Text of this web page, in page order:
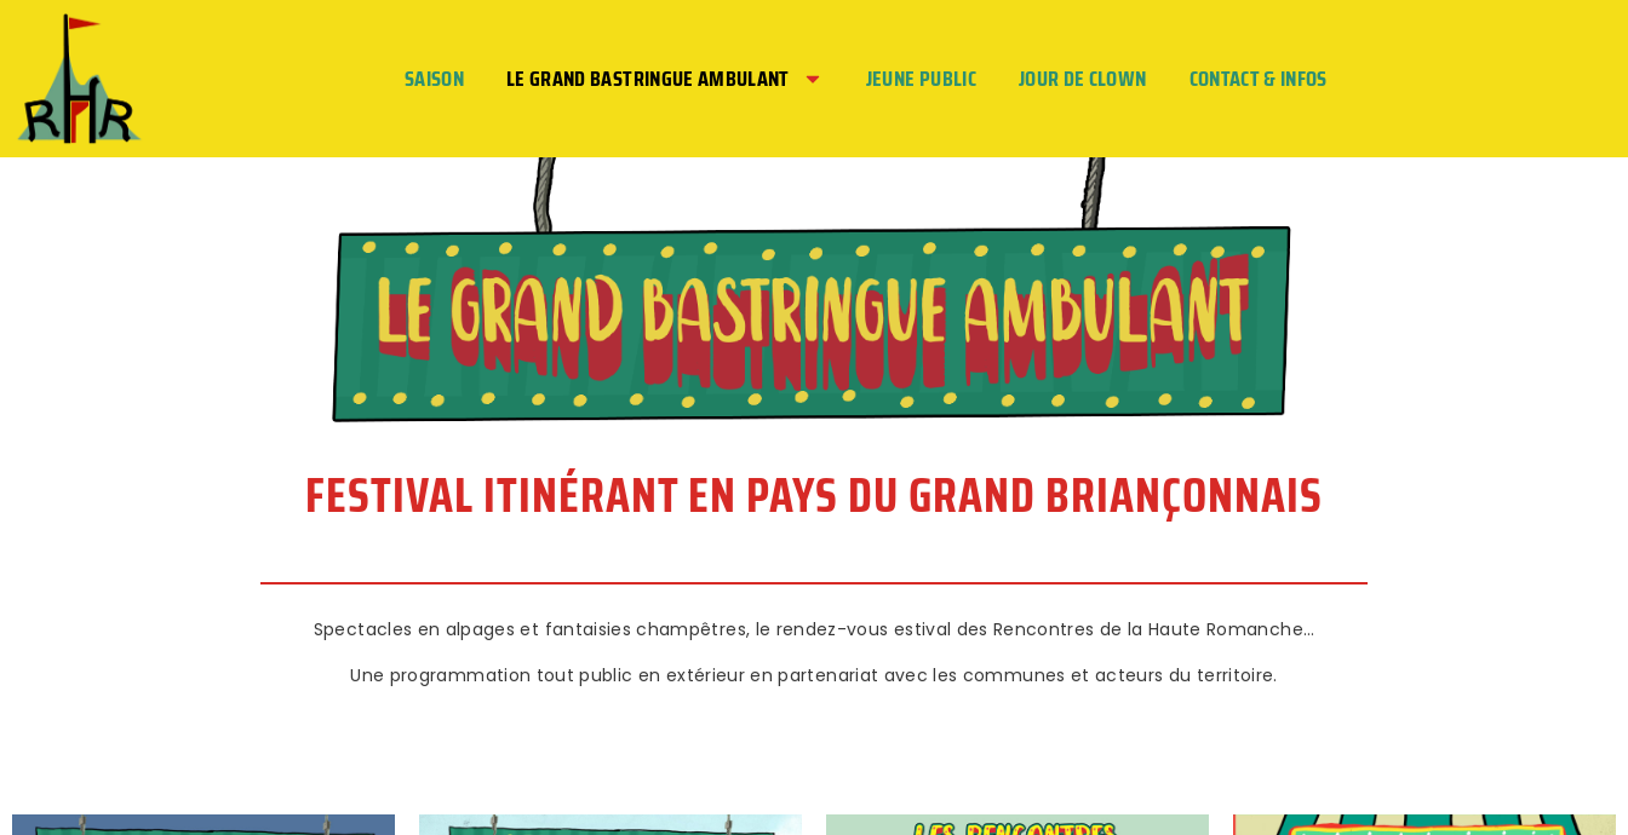
SAISON LE GRAND BASTRINGUE AMBULANT JEUNE PUBLIC JOUR DE CLOWN CONTACT & INFOS
FESTIVAL ITINÉRANT EN PAYS DU GRAND BRIANÇONNAIS
Spectacles en alpages et fantaisies champêtres, le rendez-vous estival des Rencontres de la Haute Romanche…
Une programmation tout public en extérieur en partenariat avec les communes et acteurs du territoire.